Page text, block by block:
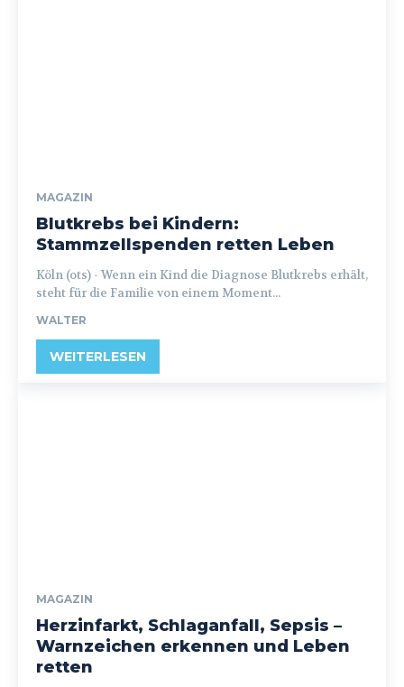
MAGAZIN
Blutkrebs bei Kindern:
Stammzellspenden retten Leben
Köln (ots) - Wenn ein Kind die Diagnose Blutkrebs erhält,
steht für die Familie von einem Moment...
WALTER
WEITERLESEN
MAGAZIN
Herzinfarkt, Schlaganfall, Sepsis –
Warnzeichen erkennen und Leben
retten